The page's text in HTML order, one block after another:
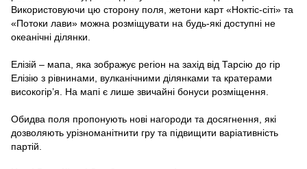
Використовуючи цю сторону поля, жетони карт «Ноктіс-сіті» та
«Потоки лави» можна розміщувати на будь-які доступні не
океанічні ділянки.
Елізій – мапа, яка зображує регіон на захід від Тарсію до гір
Елізію з рівнинами, вулканічними ділянками та кратерами
високогір’я. На мапі є лише звичайні бонуси розміщення.
Обидва поля пропонують нові нагороди та досягнення, які
дозволяють урізноманітнити гру та підвищити варіативність
партій.